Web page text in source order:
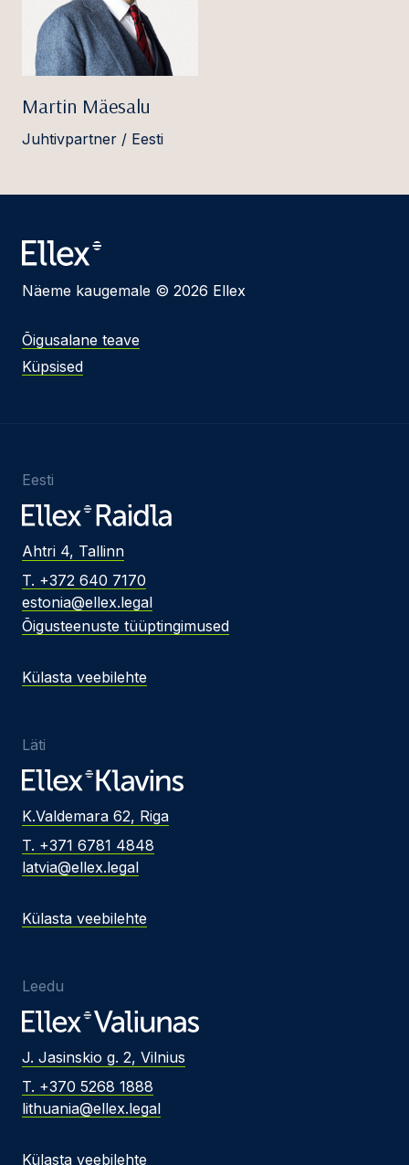
Martin Mäesalu
Juhtivpartner / Eesti
Näeme kaugemale © 2026 Ellex
Õigusalane teave
Küpsised
Eesti
Ahtri 4, Tallinn
T. +372 640 7170
estonia@ellex.legal
Õigusteenuste tüüptingimused
Külasta veebilehte
Läti
K.Valdemara 62, Riga
T. +371 6781 4848
latvia@ellex.legal
Külasta veebilehte
Leedu
J. Jasinskio g. 2, Vilnius
T. +370 5268 1888
lithuania@ellex.legal
Külasta veebilehte